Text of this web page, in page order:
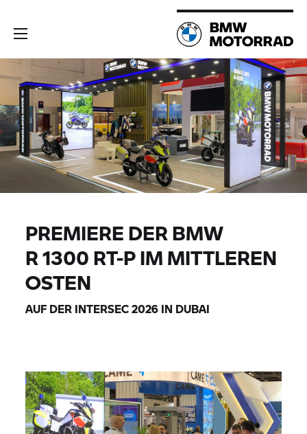
PREMIERE DER BMW
R 1300 RT-PIM MITTLEREN
OSTEN
AUF DER INTERSEC 2026 IN DUBAI